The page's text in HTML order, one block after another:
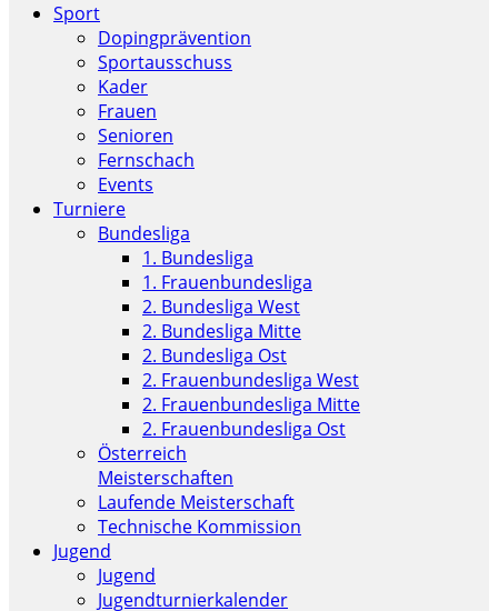
Sport
Dopingprävention
Sportausschuss
Kader
Frauen
Senioren
Fernschach
Events
Turniere
Bundesliga
1. Bundesliga
1. Frauenbundesliga
2. Bundesliga West
2. Bundesliga Mitte
2. Bundesliga Ost
2. Frauenbundesliga West
2. Frauenbundesliga Mitte
2. Frauenbundesliga Ost
Österreich
Meisterschaften
Laufende Meisterschaft
Technische Kommission
Jugend
Jugend
Jugendturnierkalender